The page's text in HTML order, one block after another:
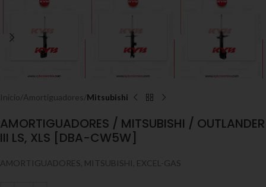
Inicio Amortiguadores Mitsubishi
AMORTIGUADORES / MITSUBISHI / OUTLANDER
III LS, XLS [DBA-CW5W]
AMORTIGUADORES, MITSUBISHI, EXCEL-GAS